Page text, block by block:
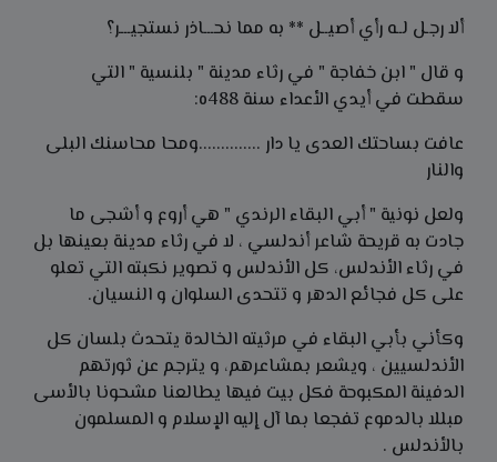
ألا رجـل لــه رأي أصيــل ** به مما نحـــاذر نستجيـــر؟
و قال " ابن خفاجة " في رثاء مدينة " بلنسية " التي
سقطت في أيدي الأعداء سنة 488ه:
عافت بساحتك العدى يا دار ..............ومحا محاسنك البلى
والنار
ولعل نونية " أبي البقاء الرندي " هي أروع و أشجى ما
جادت به قريحة شاعر أندلسي ، لا في رثاء مدينة بعينها بل
في رثاء الأندلس، كل الأندلس و تصویر نکبته التي تعلو
على كل فجائع الدهر و تتحدى السلوان و النسيان.
وكأني بأبي البقاء في مرثيته الخالدة يتحدث بلسان كل
الأندلسيين ، ويشعر بمشاعرهم، و يترجم عن ثورتهم
الدفينة المكبوحة فكل بيت فيها يطالعنا مشحونا بالأسى
مبللا بالدموع تفجعا بما آل إليه الإسلام و المسلمون
بالأندلس .